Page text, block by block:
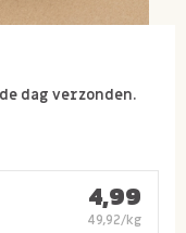
dag verzonden.
4,99
49,92/kg